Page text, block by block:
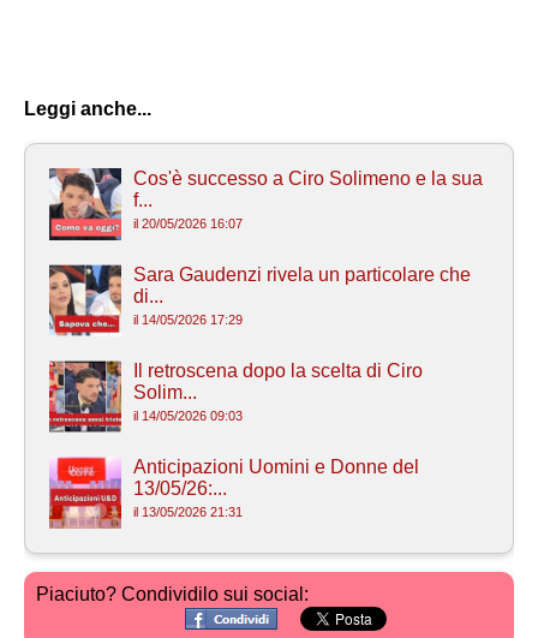
Leggi anche...
Cos'è successo a Ciro Solimeno e la sua
f...
il 20/05/2026 16:07
Sara Gaudenzi rivela un particolare che
di...
il 14/05/2026 17:29
Il retroscena dopo la scelta di Ciro
Solim...
il 14/05/2026 09:03
Anticipazioni Uomini e Donne del
13/05/26:...
il 13/05/2026 21:31
Piaciuto? Condividilo sui social: